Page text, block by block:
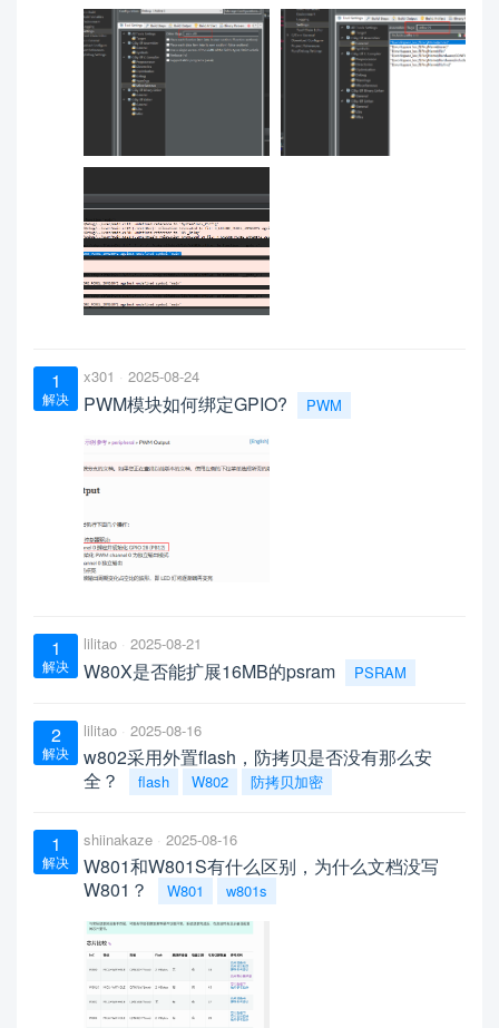
1
解决
x301 2025-08-24
PWM模块如何绑定GPIO? PWM
1
解决
lilitao 2025-08-21
W80X是否能扩展16MB的psram PSRAM
2
解决
lilitao 2025-08-16
w802采用外置flash，防拷贝是否没有那么安
全？
flash W802 防拷贝加密
1
解决
shiinakaze 2025-08-16
W801和W801S有什么区别，为什么文档没写
W801？
W801 w801s